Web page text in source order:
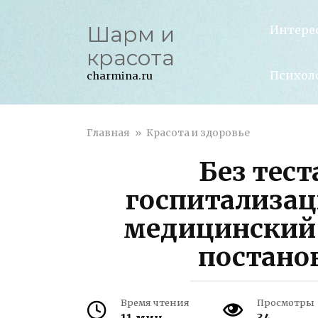
Шарм и
красота
charmina.ru
Главная » Красота и здоровье
Без
Время чтения Просмотры